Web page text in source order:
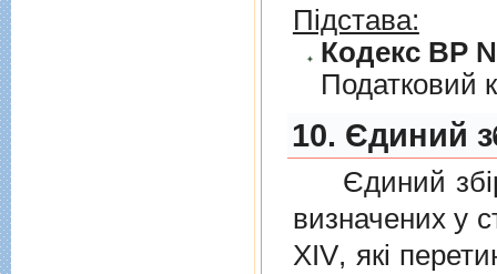
Підстава:
Кодекс ВР №
Податковий
10. Єдиний
Єдиний збiр
визначених у
XIV, якi